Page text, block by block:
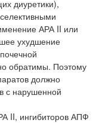
диуретики),
АРА II или
ухудшение
обратимы. Поэтому
должно
с нарушенной
II, ингибиторов АПФ